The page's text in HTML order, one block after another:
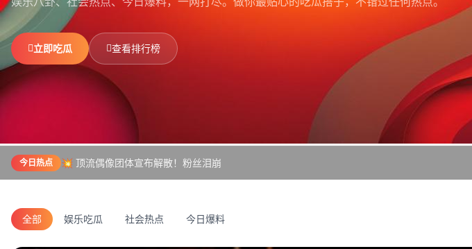
社区
立即吃瓜 查看排行榜
今日热点 💥 顶流偶像团体宣布解散！粉丝泪崩
全部 娱乐吃瓜 社会热点 今日爆料